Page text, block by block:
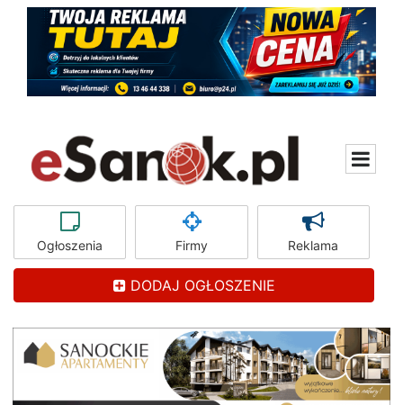
Ogłoszenia Firmy Reklama
DODAJ OGŁOSZENIE